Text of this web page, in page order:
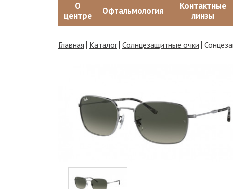
О
центре
Офтальмология
Контактные
линзы
Главная Каталог Солнцезащитные очки